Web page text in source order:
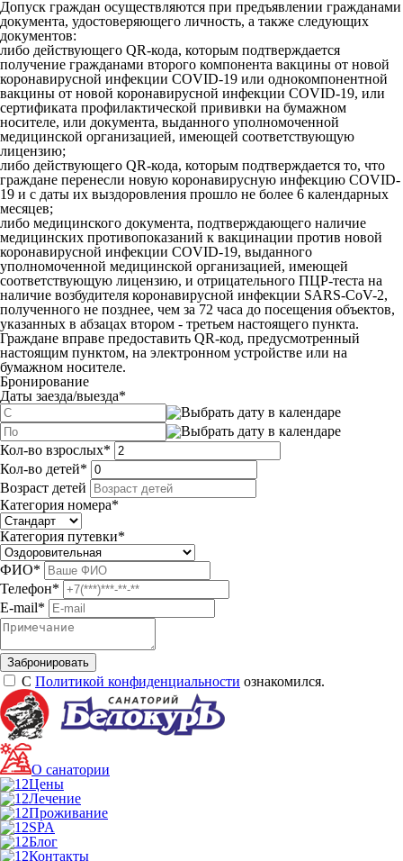
Допуск граждан осуществляются при предъявлении гражданами
документа, удостоверяющего личность, а также следующих
документов:
либо действующего QR-кода, которым подтверждается
получение гражданами второго компонента вакцины от новой
коронавирусной инфекции COVID-19 или однокомпонентной
вакцины от новой коронавирусной инфекции COVID-19, или
сертификата профилактической прививки на бумажном
носителе, или документа, выданного уполномоченной
медицинской организацией, имеющей соответствующую
лицензию;
либо действующего QR-кода, которым подтверждается то, что
граждане перенесли новую коронавирусную инфекцию COVID-
19 и с даты их выздоровления прошло не более 6 календарных
месяцев;
либо медицинского документа, подтверждающего наличие
медицинских противопоказаний к вакцинации против новой
коронавирусной инфекции COVID-19, выданного
уполномоченной медицинской организацией, имеющей
соответствующую лицензию, и отрицательного ПЦР-теста на
наличие возбудителя коронавирусной инфекции SARS-CoV-2,
полученного не позднее, чем за 72 часа до посещения объектов,
указанных в абзацах втором - третьем настоящего пункта.
Граждане вправе предоставить QR-код, предусмотренный
настоящим пунктом, на электронном устройстве или на
бумажном носителе.
Бронирование
Даты заезда/выезда*
Кол-во взрослых*
Кол-во детей*
Возраст детей
Категория номера*
Категория путевки*
ФИО*
Телефон*
E-mail*
С Политикой конфиденциальности ознакомился.
О санатории
Цены
Лечение
Проживание
SPA
Блог
Контакты